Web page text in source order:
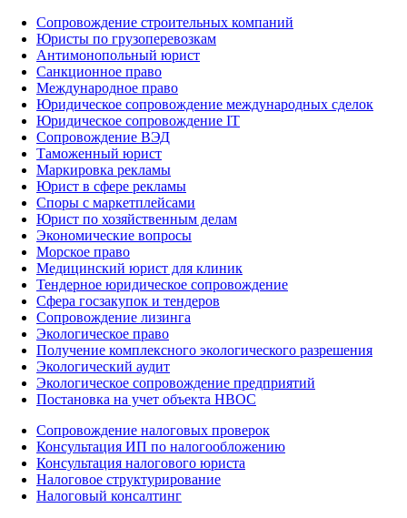
Сопровождение строительных компаний
Юристы по грузоперевозкам
Антимонопольный юрист
Санкционное право
Международное право
Юридическое сопровождение международных сделок
Юридическое сопровождение IT
Сопровождение ВЭД
Таможенный юрист
Маркировка рекламы
Юрист в сфере рекламы
Споры с маркетплейсами
Юрист по хозяйственным делам
Экономические вопросы
Морское право
Медицинский юрист для клиник
Тендерное юридическое сопровождение
Сфера госзакупок и тендеров
Сопровождение лизинга
Экологическое право
Получение комплексного экологического разрешения
Экологический аудит
Экологическое сопровождение предприятий
Постановка на учет объекта НВОС
Сопровождение налоговых проверок
Консультация ИП по налогообложению
Консультация налогового юриста
Налоговое структурирование
Налоговый консалтинг